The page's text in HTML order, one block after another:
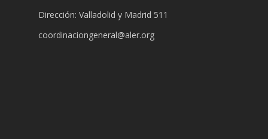
Dirección: Valladolid y Madrid 511
coordinaciongeneral@aler.org